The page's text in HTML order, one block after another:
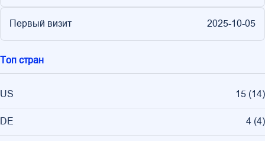
Первый визит 2025-10-05
Топ стран
US 15 (14)
DE 4 (4)